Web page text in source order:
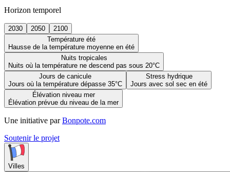
Horizon temporel
2030 2050
2100
Température été
Hausse de la température moyenne en été
Nuits tropicales
Nuits où la température ne descend pas sous 20°C
Jours de canicule
Jours où la température dépasse 35°C
Stress hydrique
Jours avec sol sec en été
Élévation niveau mer
Élévation prévue du niveau de la mer
Une initiative par Bonpote.com
Soutenir le projet
Villes